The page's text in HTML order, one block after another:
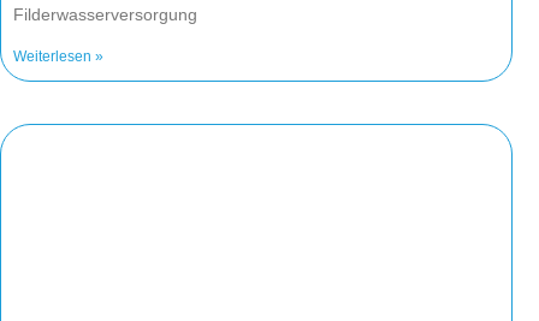
Filderwasserversorgung
Weiterlesen »